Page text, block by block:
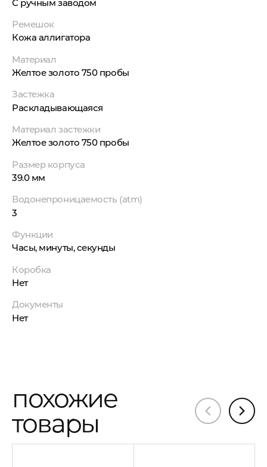
С ручным заводом
Ремешок
Кожа аллигатора
Материал
Желтое золото 750 пробы
Застежка
Раскладывающаяся
Материал застежки
Желтое золото 750 пробы
Размер корпуса
39.0 мм
Водонепроницаемость (atm)
3
Функции
Часы, минуты, секунды
Коробка
Нет
Документы
Нет
похожие
товары